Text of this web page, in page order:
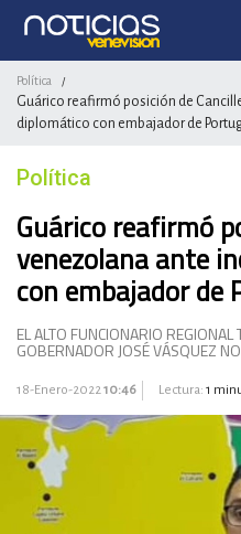
Política /
Guárico reafirmó posición de
diplomático con embajador de
Política
Guárico reafirmó
venezolana ante
con embajador de
EL ALTO FUNCIONARIO
GOBERNADOR JOSÉ VÁSQUEZ
18-Enero-202210:46 Lectura: 1